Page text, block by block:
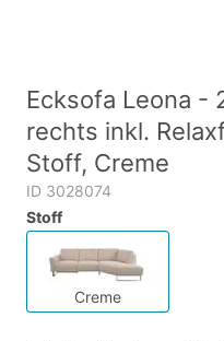
Ecksofa Leona -
rechts inkl.
Stoff, Creme
ID 3028074
Stoff
Creme